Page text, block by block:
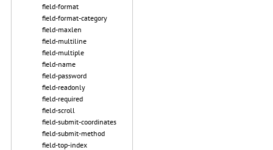
field-format
field-format-category
field-maxlen
field-multiline
field-multiple
field-name
field-password
field-readonly
field-required
field-scroll
field-submit-coordinates
field-submit-method
field-top-index